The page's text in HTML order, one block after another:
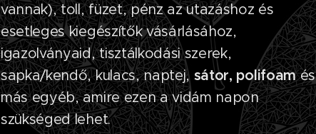
vannak), toll, füzet, pénz az utazáshoz és
esetleges kiegészítők vásárlásához,
igazolványaid, tisztálkodási szerek,
sapka/kendő, kulacs, naptej, sátor, polifoamés
más egyéb, amire ezen a vidám napon
szükséged lehet.